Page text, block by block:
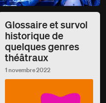
Glossaire et survol
historique de
quelques genres
théâtraux
1 novembre 2022